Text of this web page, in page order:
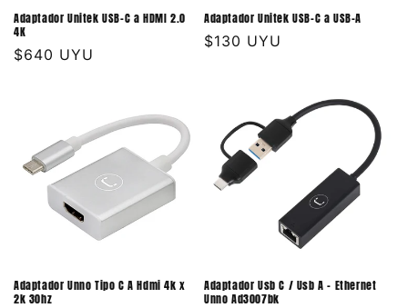
Adaptador Unitek USB-C a HDMI 2.0
4K
Precio
$640 UYU
Adaptador Unitek USB-C a USB-A
Precio
$130 UYU
Adaptador Unno Tipo C A Hdmi 4k x
2k 30hz
Adaptador Usb C / Usb A - Ethernet
Unno Ad3007bk